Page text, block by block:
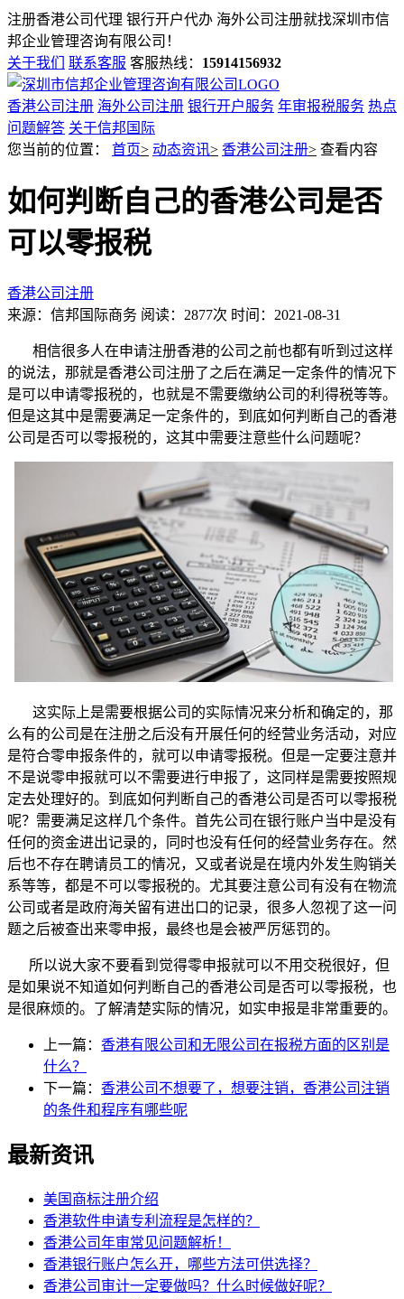
注册香港公司代理 银行开户代办 海外公司注册就找深圳市信
邦企业管理咨询有限公司！
关于我们
联系客服 客服热线： 15914156932
香港公司注册 海外公司注册 银行开户服务 年审报税服务 热点
问题解答 关于信邦国际
您当前的位置： 首页> 动态资讯> 香港公司注册> 查看内容
如何判断自己的香港公司是否
可以零报税
香港公司注册
来源：信邦国际商务 阅读：2877次 时间：2021-08-31
相信很多人在申请注册香港的公司之前也都有听到过这样
的说法，那就是香港公司注册了之后在满足一定条件的情况下
是可以申请零报税的，也就是不需要缴纳公司的利得税等等。
但是这其中是需要满足一定条件的，到底如何判断自己的香港
公司是否可以零报税的，这其中需要注意些什么问题呢？
这实际上是需要根据公司的实际情况来分析和确定的，那
么有的公司是在注册之后没有开展任何的经营业务活动，对应
是符合零申报条件的，就可以申请零报税。但是一定要注意并
不是说零申报就可以不需要进行申报了，这同样是需要按照规
定去处理好的。到底如何判断自己的香港公司是否可以零报税
呢？需要满足这样几个条件。首先公司在银行账户当中是没有
任何的资金进出记录的，同时也没有任何的经营业务存在。然
后也不存在聘请员工的情况，又或者说是在境内外发生购销关
系等等，都是不可以零报税的。尤其要注意公司有没有在物流
公司或者是政府海关留有进出口的记录，很多人忽视了这一问
题之后被查出来零申报，最终也是会被严厉惩罚的。
所以说大家不要看到觉得零申报就可以不用交税很好，但
是如果说不知道如何判断自己的香港公司是否可以零报税，也
是很麻烦的。了解清楚实际的情况，如实申报是非常重要的。
上一篇： 香港有限公司和无限公司在报税方面的区别是
什么？
下一篇： 香港公司不想要了，想要注销，香港公司注销
的条件和程序有哪些呢
最新资讯
美国商标注册介绍
香港软件申请专利流程是怎样的？
香港公司年审常见问题解析！
香港银行账户怎么开，哪些方法可供选择？
香港公司审计一定要做吗？什么时候做好呢？